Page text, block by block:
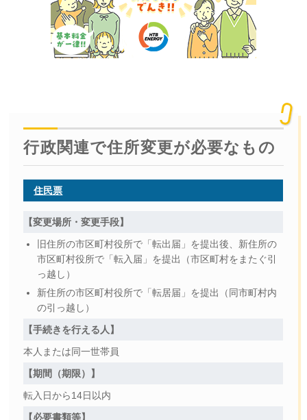
行政関連で住所変更が必要なもの
住民票
【変更場所・変更手段】
旧住所の市区町村役所で「転出届」を提出後、新住所の
市区町村役所で「転入届」を提出（市区町村をまたぐ引
っ越し）
新住所の市区町村役所で「転居届」を提出（同市町村内
の引っ越し）
【手続きを行える人】
本人または同一世帯員
【期間（期限）】
転入日から14日以内
【必要書類等】